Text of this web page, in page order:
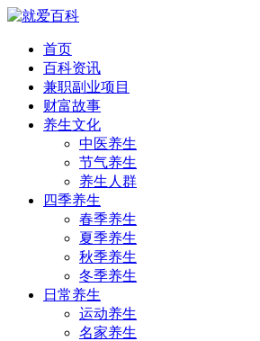
首页
百科资讯
兼职副业项目
财富故事
养生文化
中医养生
节气养生
养生人群
四季养生
春季养生
夏季养生
秋季养生
冬季养生
日常养生
运动养生
名家养生